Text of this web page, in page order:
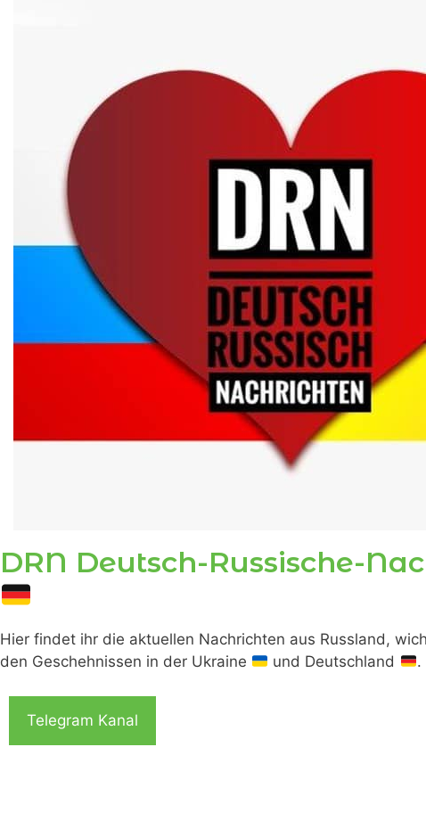
DRN Deutsch-Russische-
Hier findet ihr die aktuellen Nachrichten aus Russland,
den Geschehnissen in der Ukraine
und Deutschland .
Telegram Kanal